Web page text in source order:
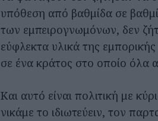
υπόθεση από βαθμίδα σε
των εμπειρογνωμόνων, δεν
εύφλεκτα υλικά της εμπορικής
σε ένα κράτος στο οποίο όλα
Και αυτό είναι πολιτική με
νικάμε το ιδιωτεύειν, τον